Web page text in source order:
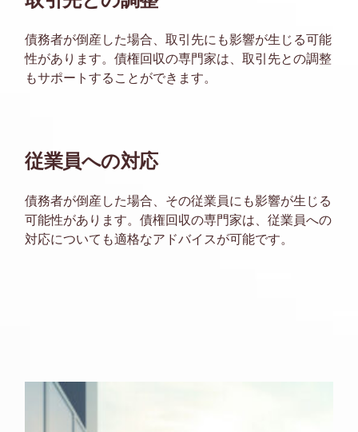
債務者が倒産した場合、取引先にも影響が生じる可能
性があります。債権回収の専門家は、取引先との調整
もサポートすることができます。
従業員への対応
債務者が倒産した場合、その従業員にも影響が生じる
可能性があります。債権回収の専門家は、従業員への
対応についても適格なアドバイスが可能です。